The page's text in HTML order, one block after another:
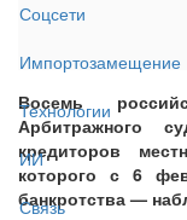
Соцсети
Импортозамещение
Технологии
ИИ
Связь
Восемь
Арбитражного
кредиторов
которого с 6
банкротства —